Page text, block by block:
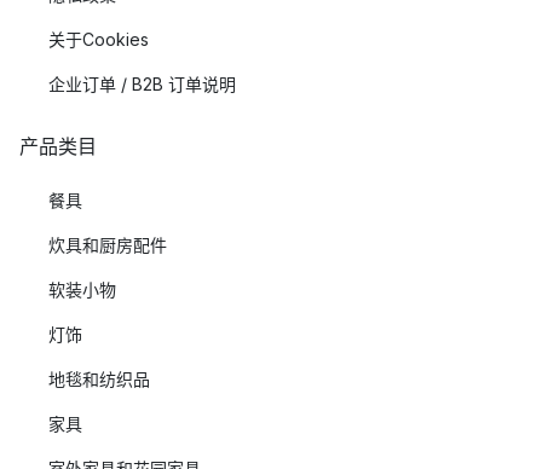
关于Cookies
企业订单 / B2B 订单说明
产品类目
餐具
炊具和厨房配件
软装小物
灯饰
地毯和纺织品
家具